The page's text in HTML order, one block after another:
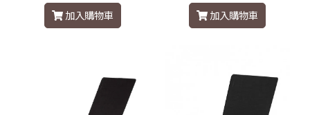
加入購物車 加入購物車